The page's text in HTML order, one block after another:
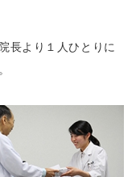
長より１人ひとりに